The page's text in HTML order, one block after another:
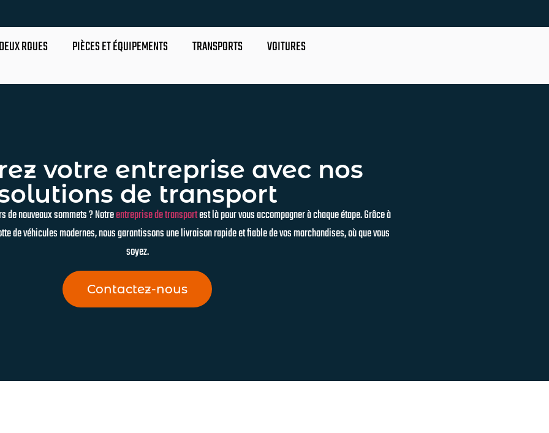
DEUX ROUES PIÈCES ET ÉQUIPEMENTS TRANSPORTS VOITURES
votre entreprise avec nos
de transport
de nouveaux sommets ? Notreentreprise de transportest là pour vous accompagner à chaque étape. Grâce à
de véhicules modernes, nous garantissons une livraison rapide et fiable de vos marchandises, où que vous
soyez.
Contactez-nous